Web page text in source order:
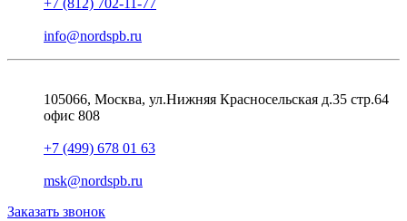
+7 (812) 702-11-77
info@nordspb.ru
105066, Москва, ул.Нижняя Красносельская д.35 стр.64
офис 808
+7 (499) 678 01 63
msk@nordspb.ru
Заказать звонок